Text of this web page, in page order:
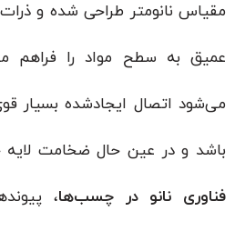
مقیاس نانومتر طراحی شده و ذرات
عمیق به سطح مواد را فراهم
می‌شود اتصال ایجادشده بسیار
باشد و در عین حال ضخامت
فناوری نانو در چسب‌ها،